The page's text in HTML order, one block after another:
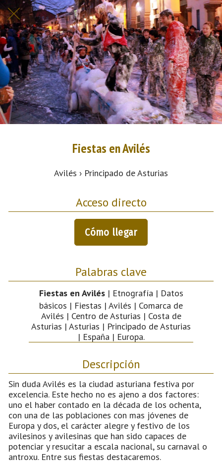
Fiestas en Avilés
Avilés › Principado de Asturias
Acceso directo
Cómo llegar
Palabras clave
Fiestas en Avilés| Etnografía | Datos
básicos | Fiestas | Avilés | Comarca de
Avilés | Centro de Asturias | Costa de
Asturias | Asturias | Principado de Asturias
| España | Europa.
Descripción
Sin duda Avilés es la ciudad asturiana festiva por
excelencia. Este hecho no es ajeno a dos factores:
uno el haber contado en la década de los ochenta,
con una de las poblaciones con mas jóvenes de
Europa y dos, el carácter alegre y festivo de los
avilesinos y avilesinas que han sido capaces de
potenciar y resucitar a escala nacional, su carnaval o
antroxu. Entre sus fiestas destacaremos.